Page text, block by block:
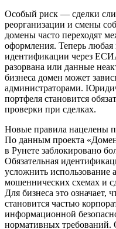
Особый риск — сделки
реорганизации и смены
домены часто переходят
оформления. Теперь любая
идентификации через
разорвана или данные
бизнеса домен может
администраторами.
портфеля становится
проверки при сделках.
Новые правила нацелены
По данным проекта
в Рунете заблокировано
Обязательная
усложнить
мошеннических схемах и
Для бизнеса это означает,
становится частью
информационной
нормативных требований.